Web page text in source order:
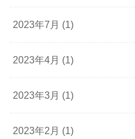
2023年7月 (1)
2023年4月 (1)
2023年3月 (1)
2023年2月 (1)